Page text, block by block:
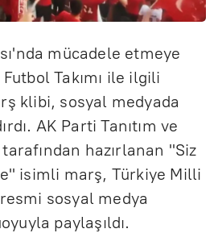
mücadele etmeye
Takımı ile ilgili
klibi, sosyal medyada
AK Parti Tanıtım ve
tarafından hazırlanan "Siz
isimli marş, Türkiye Milli
resmi sosyal medya
paylaşıldı.